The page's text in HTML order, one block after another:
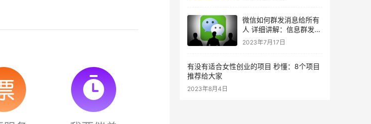
微信如何群发消息给所有
人 详细讲解：信息群发操
作技巧
2023年7月17日
有没有适合女性创业的项目 秒懂：8个项目
推荐给大家
2023年8月4日